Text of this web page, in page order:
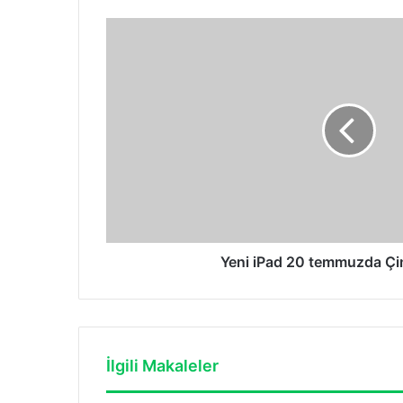
Yeni iPad 20 temmuzda
İlgili Makaleler